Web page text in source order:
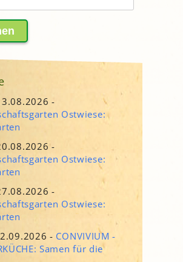
-
Ostwiese:
-
Ostwiese:
-
Ostwiese:
- CONVIVIUM -
Samen für die